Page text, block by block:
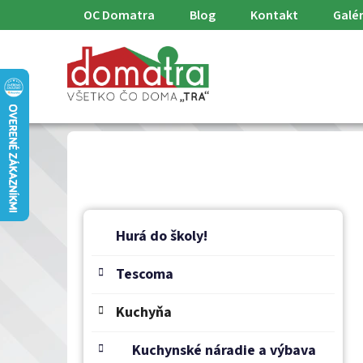
na
OC Domatra Blog Kontakt
B
Preskočiť
kategórie
K
Hurá do školy!
Tescoma
Kuchyňa
Kuchynské náradie a výbava